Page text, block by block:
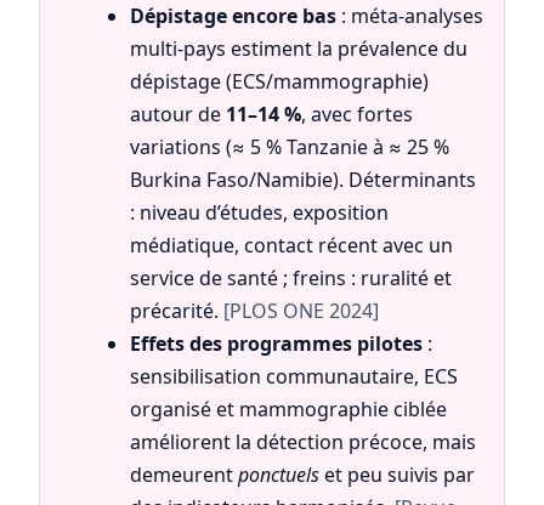
Dépistage encore bas : méta-analyses
multi-pays estiment la prévalence du
dépistage (ECS/mammographie)
autour de 11–14 %, avec fortes
variations (≈ 5 % Tanzanie à ≈ 25 %
Burkina Faso/Namibie). Déterminants
: niveau d’études, exposition
médiatique, contact récent avec un
service de santé ; freins : ruralité et
précarité. [PLOS ONE 2024]
Effets des programmes pilotes :
sensibilisation communautaire, ECS
organisé et mammographie ciblée
améliorent la détection précoce, mais
demeurentponctuelset peu suivis par